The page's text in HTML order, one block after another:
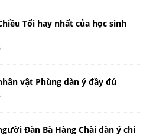
Tối hay nhất của học sinh
vật Phùng dàn ý đầy đủ
Đàn Bà Hàng Chài dàn ý chi